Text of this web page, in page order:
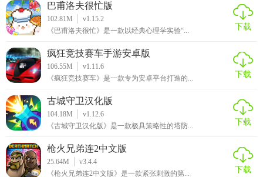
巴甫洛夫很忙版
102.81M
v1.15.2
《巴甫洛夫很忙》是一款以经典心理学实验“...
下载
疯狂竞技赛车手游安卓版
106.55M
v1.11.6
《疯狂竞技赛车》是一款专为安卓平台打造的...
下载
古城守卫汉化版
104.18M
v1.12.6
《古城守卫汉化版》是一款极具策略性的塔防...
下载
枪火兄弟连2中文版
25.64M
v3.4.4
《枪火兄弟连2中文版》是一款紧张刺激的第...
下载